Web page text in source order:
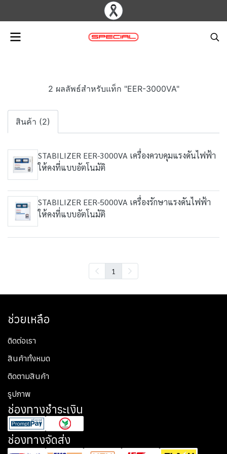
2 ผลลัพธ์สำหรับแท็ก "EER-3000VA"
สินค้า (2)
STABILIZER EER-3000VA เครื่องควบคุมแรงดันไฟฟ้า
ให้คงที่แบบอัตโนมัติ
STABILIZER EER-5000VA เครื่องรักษาแรงดันไฟฟ้า
ให้คงที่แบบอัตโนมัติ
1
ช่วยเหลือ
ติดต่อเรา
สินค้าทั้งหมด
ติดตามสินค้า
รูปภาพ
ช่องทางชำระเงิน
ช่องทางจัดส่ง